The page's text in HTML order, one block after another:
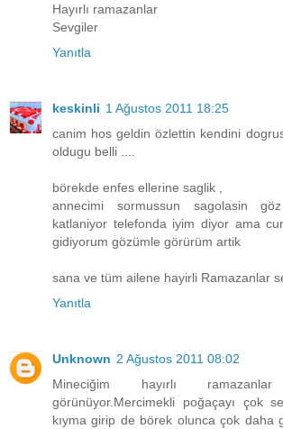
Hayırlı ramazanlar
Sevgiler
Yanıtla
keskinli 1 Ağustos 2011 18:25
canim hos geldin özlettin kendini
oldugu belli ....
börekde enfes ellerine saglik ,
annecimi sormussun sagolasin
katlaniyor telefonda iyim diyor ama
gidiyorum gözümle görürüm artik
sana ve tüm ailene hayirli Ramazanlar
Yanıtla
Unknown 2 Ağustos 2011 08:02
Mineciğim hayırlı
görünüyor.Mercimekli poğaçayı çok
kıyma girip de börek olunca çok daha